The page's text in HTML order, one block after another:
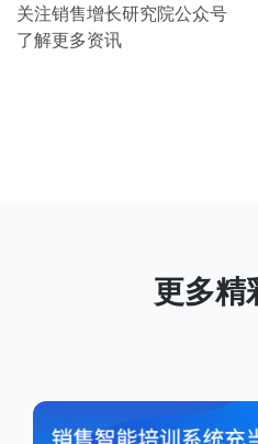
关注销售增长研究院公众号
了解更多资讯